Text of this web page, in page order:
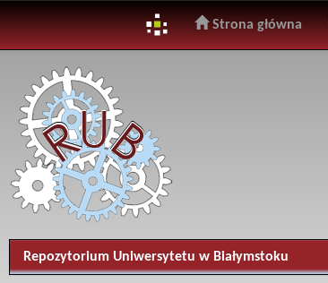
navigation
Strona główna
Repozytorium Uniwersytetu w Białymstoku